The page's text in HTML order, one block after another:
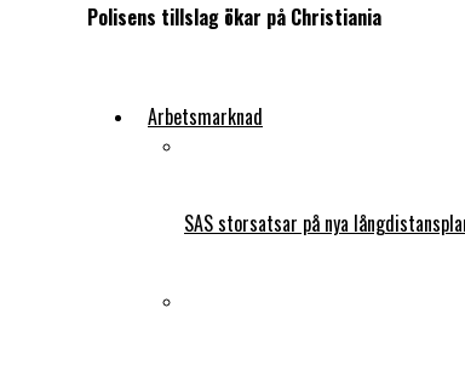
Polisens tillslag ökar på Christiania
Arbetsmarknad
SAS storsatsar på nya